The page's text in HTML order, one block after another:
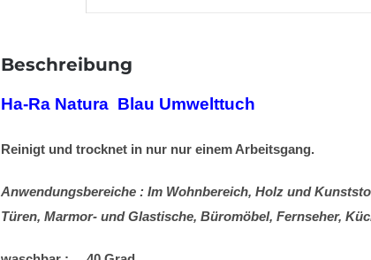
Beschreibung
Ha-Ra Natura Blau Umwelttuch
Reinigt und trocknet in nur nur einem Arbeitsgang.
Anwendungsbereiche : Im Wohnbereich, Holz und
Türen, Marmor- und Glastische, Büromöbel, Fernseher,